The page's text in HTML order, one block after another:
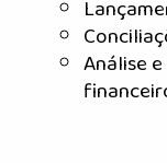
Análise